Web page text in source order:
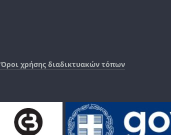
Όροι χρήσης διαδικτυακών τόπων